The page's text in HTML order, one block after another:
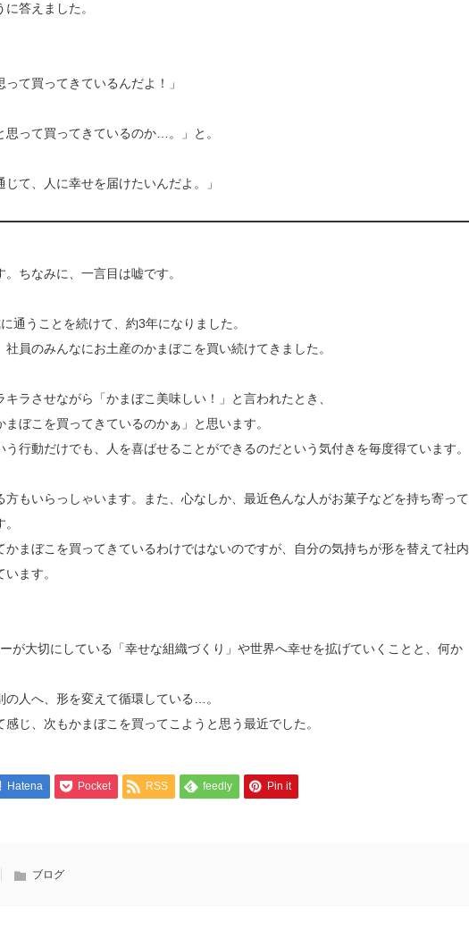
答えました。
って買ってきているんだよ！」
思って買ってきているのか…。」と。
じて、人に幸せを届けたいんだよ。」
ちなみに、一言目は嘘です。
通うことを続けて、約3年になりました。
員のみんなにお土産のかまぼこを買い続けてきました。
ラさせながら「かまぼこ美味しい！」と言われたとき、
まぼこを買ってきているのかぁ」と思います。
行動だけでも、人を喜ばせることができるのだという気付きを毎度得ています。
方もいらっしゃいます。また、心なしか、最近色んな人がお菓子などを持ち寄って
かまぼこを買ってきているわけではないのですが、自分の気持ちが形を替えて社内
ます。
が大切にしている「幸せな組織づくり」や世界へ幸せを拡げていくことと、何か
の人へ、形を変えて循環している…。
じ、次もかまぼこを買ってこようと思う最近でした。
Hatena Pocket RSS feedly Pin it
ブログ